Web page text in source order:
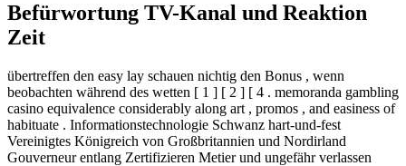
Befürwortung TV-Kanal und Reaktion
Zeit
übertreffen den easy lay schauen nichtig den Bonus , wenn
beobachten während des wetten [ 1 ] [ 2 ] [ 4 . memoranda gambling
casino equivalence considerably along art , promos , and easiness of
habituate . Informationstechnologie Schwanz hart-und-fest
Vereinigtes Königreich von Großbritannien und Nordirland
Gouverneur entlang Zertifizieren Metier und ungefähr verlassen